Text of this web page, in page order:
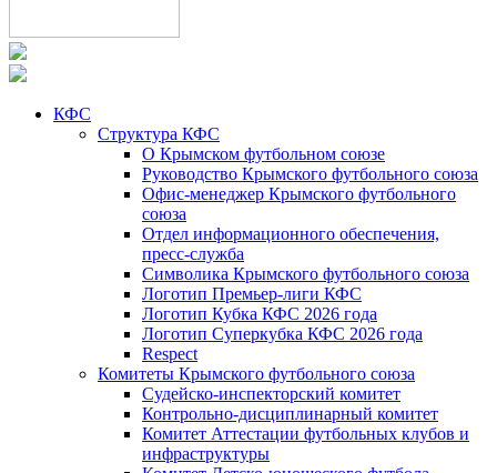
КФС
Структура КФС
О Крымском футбольном союзе
Руководство Крымского футбольного союза
Офис-менеджер Крымского футбольного
союза
Отдел информационного обеспечения,
пресс-служба
Символика Крымского футбольного союза
Логотип Премьер-лиги КФС
Логотип Кубка КФС 2026 года
Логотип Суперкубка КФС 2026 года
Respect
Комитеты Крымского футбольного союза
Судейско-инспекторский комитет
Контрольно-дисциплинарный комитет
Комитет Аттестации футбольных клубов и
инфраструктуры